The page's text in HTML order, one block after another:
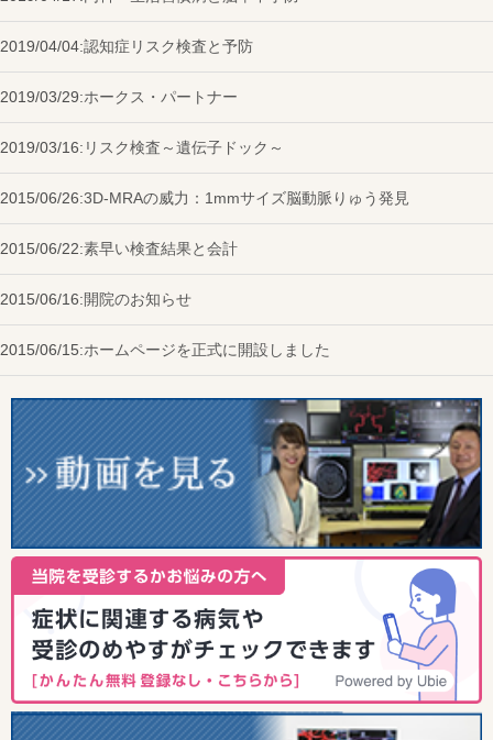
2019/04/04:認知症リスク検査と予防
2019/03/29:ホークス・パートナー
2019/03/16: リスク検査～遺伝子ドック～
2015/06/26:3D-MRAの威力：1mmサイズ脳動脈りゅう発見
2015/06/22:素早い検査結果と会計
2015/06/16:開院のお知らせ
2015/06/15:ホームページを正式に開設しました